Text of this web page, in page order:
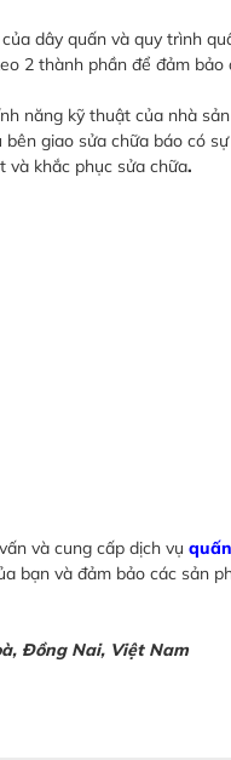
dây quấn và quy trình
2 thành phần để đảm
năng kỹ thuật của nhà
giao sửa chữa báo có
và khắc phục sửa chữa.
và cung cấp dịch vụ
bạn và đảm bảo các sản
Đồng Nai, Việt Nam